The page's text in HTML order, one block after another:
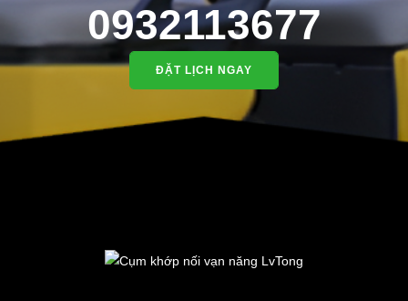
0932113677
ĐẶT LỊCH NGAY